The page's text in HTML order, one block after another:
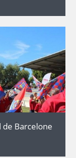
Barcelone